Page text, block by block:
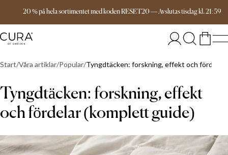
20 % på hela sortimentet med koden RESET20—Avslutastisdagkl.21:59
Fri frakt över 999 kr
Start Våra artiklar Popular Tyngdtäcken: forskning, effekt och fördelar
Tyngdtäcken: forskning, effekt
och fördelar (komplett guide)